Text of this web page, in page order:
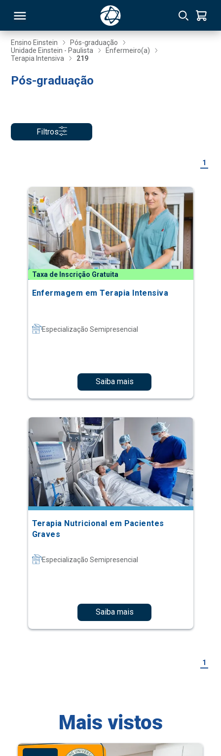
Ensino Einstein
Pós-graduação
Unidade Einstein - Paulista
Enfermeiro(a)
Terapia Intensiva
219
Pós-graduação
Filtros
1
Taxa de Inscrição Gratuita
Enfermagem em Terapia Intensiva
Especialização Semipresencial
Saiba mais
Terapia Nutricional em Pacientes
Graves
Especialização Semipresencial
Saiba mais
1
Mais vistos